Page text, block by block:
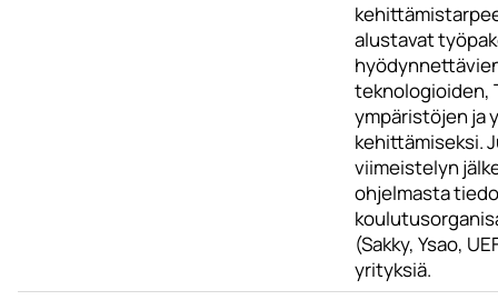
alustavat
teknologioiden,
ympäristöjen ja
kehittämiseksi.
viimeistelyn
ohjelmasta
(Sakky, Ysao,
yrityksiä.